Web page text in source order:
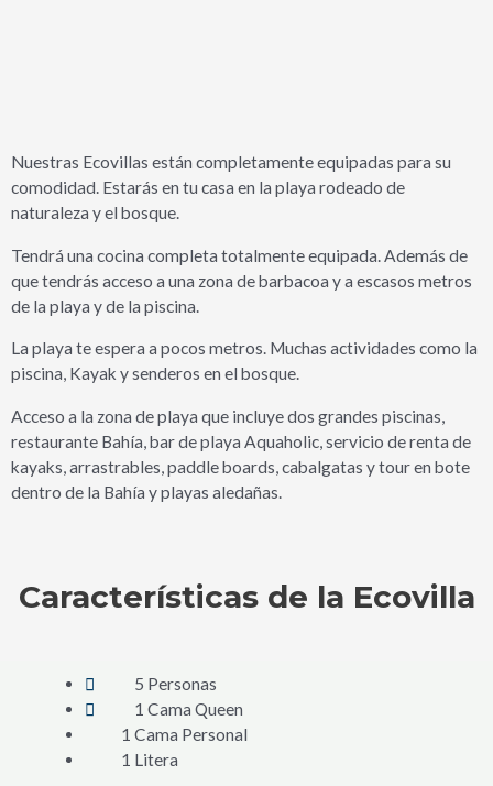
Nuestras Ecovillas están completamente equipadas para su
comodidad. Estarás en tu casa en la playa rodeado de
naturaleza y el bosque.
Tendrá una cocina completa totalmente equipada. Además de
que tendrás acceso a una zona de barbacoa y a escasos metros
de la playa y de la piscina.
La playa te espera a pocos metros. Muchas actividades como la
piscina, Kayak y senderos en el bosque.
Acceso a la zona de playa que incluye dos grandes piscinas,
restaurante Bahía, bar de playa Aquaholic, servicio de renta de
kayaks, arrastrables, paddle boards, cabalgatas y tour en bote
dentro de la Bahía y playas aledañas.
Características de la Ecovilla
5 Personas
1 Cama Queen
1 Cama Personal
1 Litera